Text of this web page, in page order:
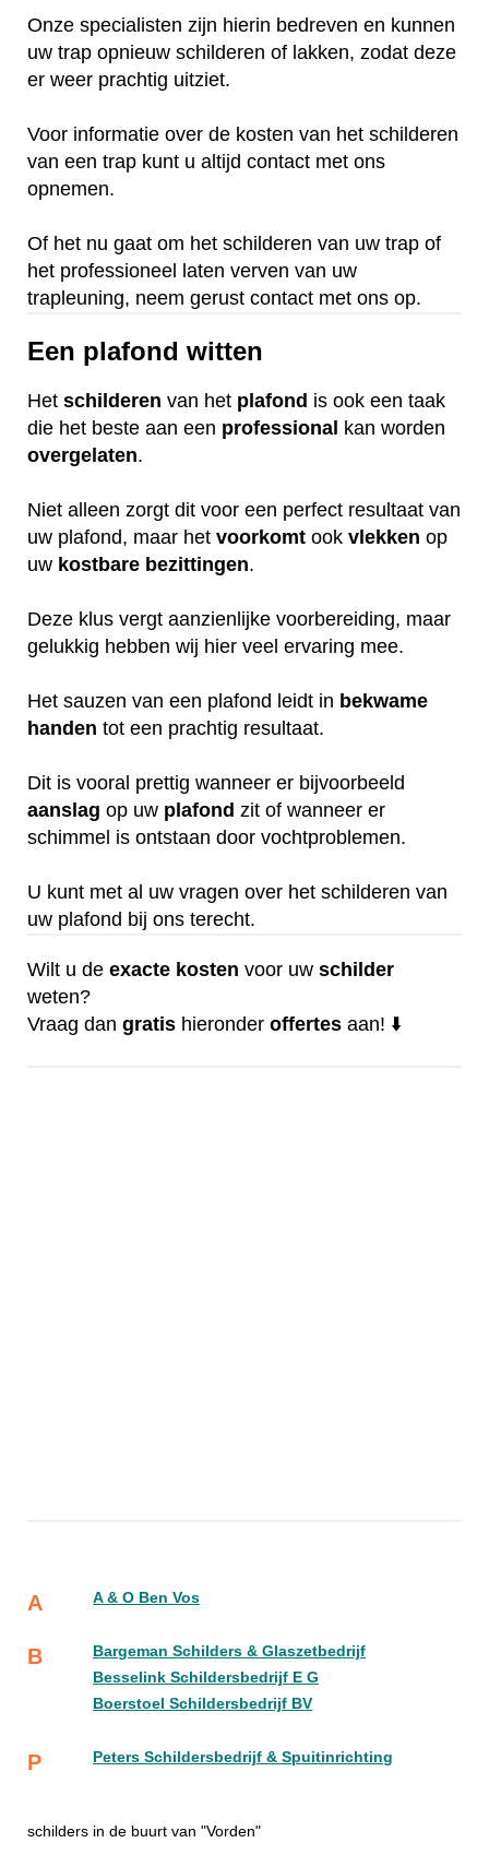
Onze specialisten zijn hierin bedreven en kunnen
uw trap opnieuw schilderen of lakken, zodat deze
er weer prachtig uitziet.
Voor informatie over de kosten van het schilderen
van een trap kunt u altijd contact met ons
opnemen.
Of het nu gaat om het schilderen van uw trap of
het professioneel laten verven van uw
trapleuning, neem gerust contact met ons op.
Een plafond witten
Het schilderen van het plafond is ook een taak
die het beste aan een professional kan worden
overgelaten.
Niet alleen zorgt dit voor een perfect resultaat van
uw plafond, maar het voorkomt ook vlekken op
uw kostbare bezittingen.
Deze klus vergt aanzienlijke voorbereiding, maar
gelukkig hebben wij hier veel ervaring mee.
Het sauzen van een plafond leidt in bekwame
handen tot een prachtig resultaat.
Dit is vooral prettig wanneer er bijvoorbeeld
aanslag op uw plafond zit of wanneer er
schimmel is ontstaan door vochtproblemen.
U kunt met al uw vragen over het schilderen van
uw plafond bij ons terecht.
Wilt u de exacte kosten voor uw schilder
weten?
Vraag dan gratis hieronder offertes aan! ⬇️
A A & O Ben Vos
B
Bargeman Schilders & Glaszetbedrijf
Besselink Schildersbedrijf E G
Boerstoel Schildersbedrijf BV
P Peters Schildersbedrijf & Spuitinrichting
schilders in de buurt van "Vorden"